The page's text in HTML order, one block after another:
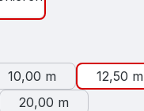
10,00 m
12,50 m
20,00 m